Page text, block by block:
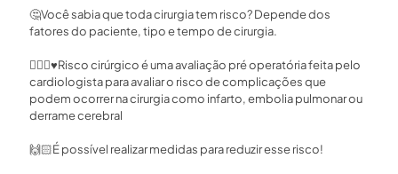
🤔Você sabia que toda cirurgia tem risco? Depende dos
fatores do paciente, tipo e tempo de cirurgia.⁣
👩🏻‍⚕️♥️Risco cirúrgico é uma avaliação pré operatória feita pelo
cardiologista para avaliar o risco de complicações que
podem ocorrer na cirurgia como infarto, embolia pulmonar ou
derrame cerebral ⁣
🙌🏻É possível realizar medidas para reduzir esse risco!⁣